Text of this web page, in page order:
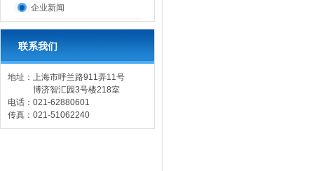
企业新闻
联系我们
地址：上海市呼兰路911弄11号
博济智汇园3号楼218室
电话：021-62880601
传真：021-51062240